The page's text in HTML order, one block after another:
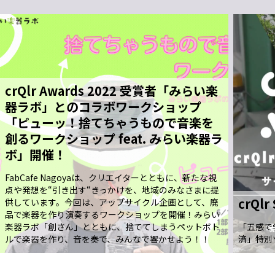
crQlr Awards 2022 受賞者「みらい楽
器ラボ」とのコラボワークショップ
「ピューッ！捨てちゃうもので音楽を
創るワークショップ feat. みらい楽器ラ
ボ」開催！
FabCafe Nagoyaは、クリエイターとともに、新たな視
点や発想を“引き出す“きっかけを、地域のみなさまに提
供しています。今回は、アップサイクル企画として、廃
品で楽器を作り演奏するワークショップを開催！みらい
楽器ラボ「創さん」とともに、捨ててしまうペットボト
ルで楽器を作り、音を奏で、みんなで響かせよう！！
crQlr
「五感
済」特別